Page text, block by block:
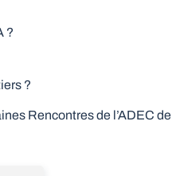
?
?
Rencontres de l’ADEC de